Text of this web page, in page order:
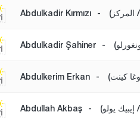
Abdulkadir Kırmızı -
Abdulkadir Şahiner -
Abdulkerim Erkan -
Abdullah Akbaş -